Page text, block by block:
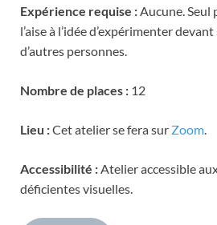
Expérience requise :Aucune. Seul
l’aise à l’idée d’expérimenter
d’autres personnes.
Nombre de places : 12
Lieu :Cet atelier se fera sur Zoom.
Accessibilité :Atelier accessible
déficientes visuelles.